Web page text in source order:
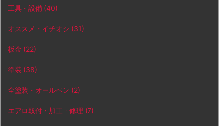
工具・設備 (40)
オススメ・イチオシ (31)
板金 (22)
塗装 (38)
全塗装・オールペン (2)
エアロ取付・加工・修理 (7)